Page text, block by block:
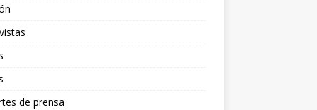
de prensa